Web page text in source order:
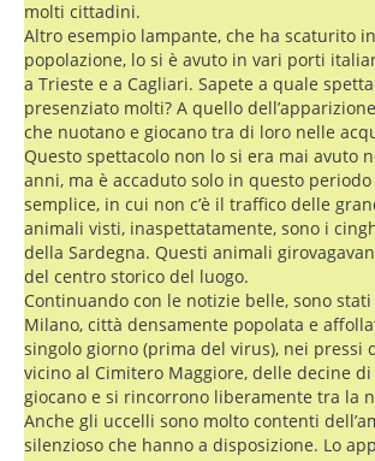
molti cittadini.
Altro esempio lampante, che ha scaturito
popolazione, lo si è avuto in vari porti
a Trieste e a Cagliari. Sapete a quale
presenziato molti? A quello
che nuotano e giocano tra di loro nelle
Questo spettacolo non lo si era mai avuto
anni, ma è accaduto solo in questo
semplice, in cui non c’è il traffico delle
animali visti, inaspettatamente, sono i
della Sardegna. Questi animali
del centro storico del luogo.
Continuando con le notizie belle, sono
Milano, città densamente popolata e
singolo giorno (prima del virus), nei pressi
vicino al Cimitero Maggiore, delle decine
giocano e si rincorrono liberamente tra la
Anche gli uccelli sono molto contenti
silenzioso che hanno a disposizione. Lo